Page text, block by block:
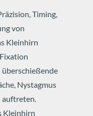
Timing,
von
Kleinhirn
überschießende
Nystagmus
auftreten.
Kleinhirn